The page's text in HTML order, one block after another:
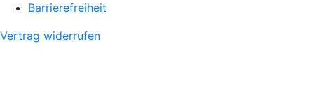
Barrierefreiheit
Vertrag widerrufen